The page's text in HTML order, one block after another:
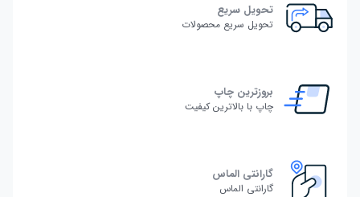
تحویل سریع
تحویل سریع محصولات
بروزترین چاپ
چاپ با بالاترین کیفیت
گارانتی الماس
گارانتی الماس